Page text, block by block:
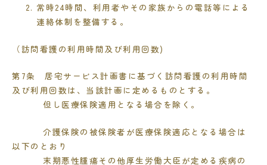
常時24時間、利用者やその家族からの電話等による
連絡体制を整備する。
（訪問看護の利用時間及び利用回数)
第 7条 居宅サービス計画書に基づく訪問看護の利用時間
及び利用回数は、当該計画に定めるものとする。
但し医療保険適用となる場合を除く。
介護保険の被保険者が医療保険適応となる場合は
以下のとおり
末期悪性腫瘍その他厚生労働大臣が定める疾病の